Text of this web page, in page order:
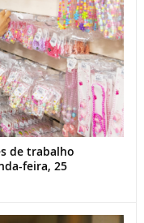
de trabalho
feira, 25